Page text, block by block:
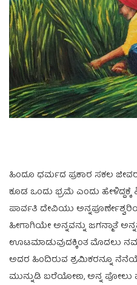
ಹಿಂದೂ ಧರ್ಮದ ಪ್ರಕಾರ ಸಕಲ
ಕೂಡ ಒಂದು ಭ್ರಮೆ ಎಂದು
ಪಾರ್ವತಿ ದೇವಿಯು
ಹೀಗಾಗಿಯೇ ಅನ್ನವನ್ನು ಜಗನ್ಮಾತೆ
ಊಟ‌ಮಾಡುವುದಕ್ಕಿಂತ‌ ಮೊದಲು
ಅದರ ಹಿಂದಿರುವ ಶ್ರಮಿಕರನ್ನೂ
ಮುನ್ನುಡಿ ಬರೆಯೋಣ, ಅನ್ನ